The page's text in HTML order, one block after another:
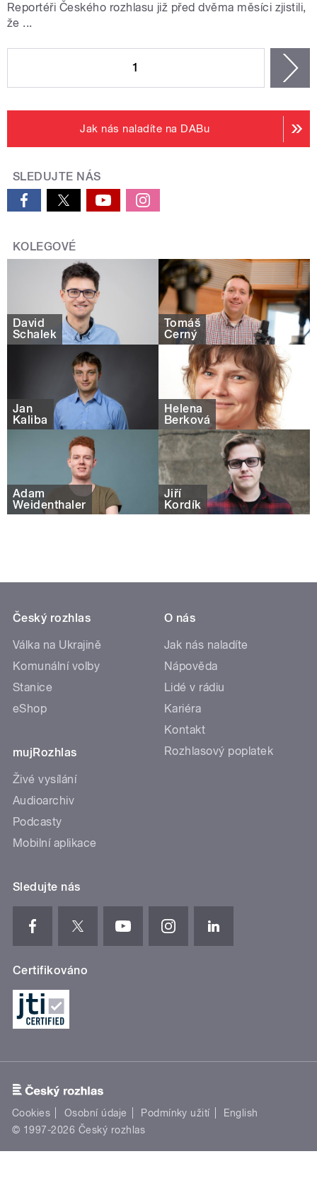
Reportéři Českého rozhlasu již před dvěma měsíci zjistili,
že ...
1
Jak nás naladíte na DABu
SLEDUJTE NÁS
KOLEGOVÉ
David
Schalek
Tomáš
Černý
Jan
Kaliba
Helena
Berková
Adam
Weidenthaler
Jiří
Kordík
Český rozhlas
Válka na Ukrajině
Komunální volby
Stanice
eShop
mujRozhlas
Živé vysílání
Audioarchiv
Podcasty
Mobilní aplikace
O nás
Jak nás naladíte
Nápověda
Lidé v rádiu
Kariéra
Kontakt
Rozhlasový poplatek
Sledujte nás
Certifikováno
Cookies Osobní údaje Podmínky užití
English
© 1997-2026 Český rozhlas